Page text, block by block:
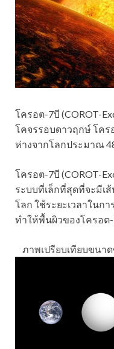
โครอต-7บี (COROT-
โคจรรอบดาวฤกษ์ โค
ห่างจากโลกประมาณ
โครอต-7บี (COROT-
ระบบที่เล็กที่สุดที่จะมีเ
โลก ใช้ระยะเวลาในก
ทำให้พื้นผิวของโครอ
ภาพเปรียบเทียบขนา